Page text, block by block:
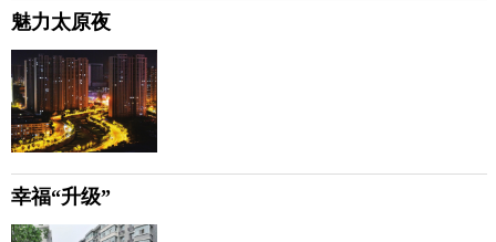
魅力太原夜
幸福“升级”